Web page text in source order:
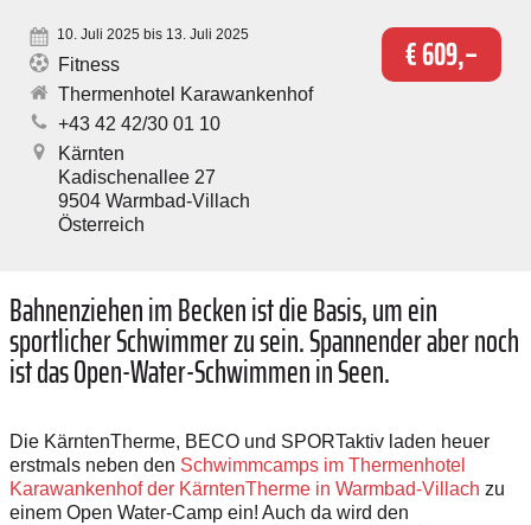
€ 609,–
10. Juli 2025 bis 13. Juli 2025
Fitness
Thermenhotel Karawankenhof
+43 42 42/30 01 10
Kärnten
Kadischenallee 27
9504 Warmbad-Villach
Österreich
Bahnenziehen im Becken ist die Basis, um ein
sportlicher Schwimmer zu sein. Spannender aber noch
ist das Open-Water-Schwimmen in Seen.
Die KärntenTherme, BECO und SPORTaktiv laden heuer
erstmals neben den Schwimmcamps im Thermenhotel
Karawankenhof der KärntenTherme in Warmbad-Villach zu
einem Open Water-­Camp ein! Auch da wird den